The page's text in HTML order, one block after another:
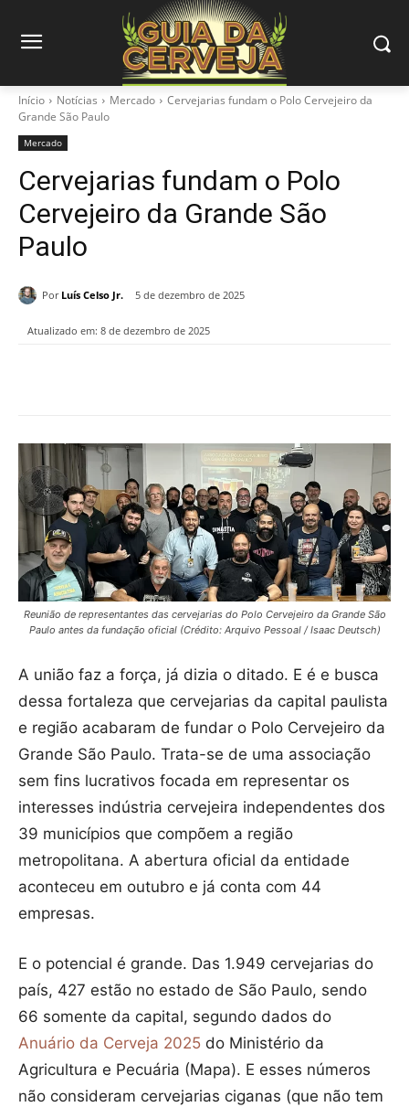
Início Notícias Mercado
Cervejarias fundam o Polo Cervejeiro da
Grande São Paulo
Mercado
Cervejarias fundam o Polo
Cervejeiro da Grande São
Paulo
Por Luís Celso Jr. 5 de dezembro de 2025
Atualizado em: 8 de dezembro de 2025
Reunião de representantes das cervejarias do Polo Cervejeiro da Grande São
Paulo antes da fundação oficial (Crédito: Arquivo Pessoal / Isaac Deutsch)
A união faz a força, já dizia o ditado. E é e busca
dessa fortaleza que cervejarias da capital paulista
e região acabaram de fundar o Polo Cervejeiro da
Grande São Paulo. Trata-se de uma associação
sem fins lucrativos focada em representar os
interesses indústria cervejeira independentes dos
39 municípios que compõem a região
metropolitana. A abertura oficial da entidade
aconteceu em outubro e já conta com 44
empresas.
E o potencial é grande. Das 1.949 cervejarias do
país, 427 estão no estado de São Paulo, sendo
66 somente da capital, segundo dados do
Anuário da Cerveja 2025 do Ministério da
Agricultura e Pecuária (Mapa). E esses números
não consideram cervejarias ciganas (que não tem